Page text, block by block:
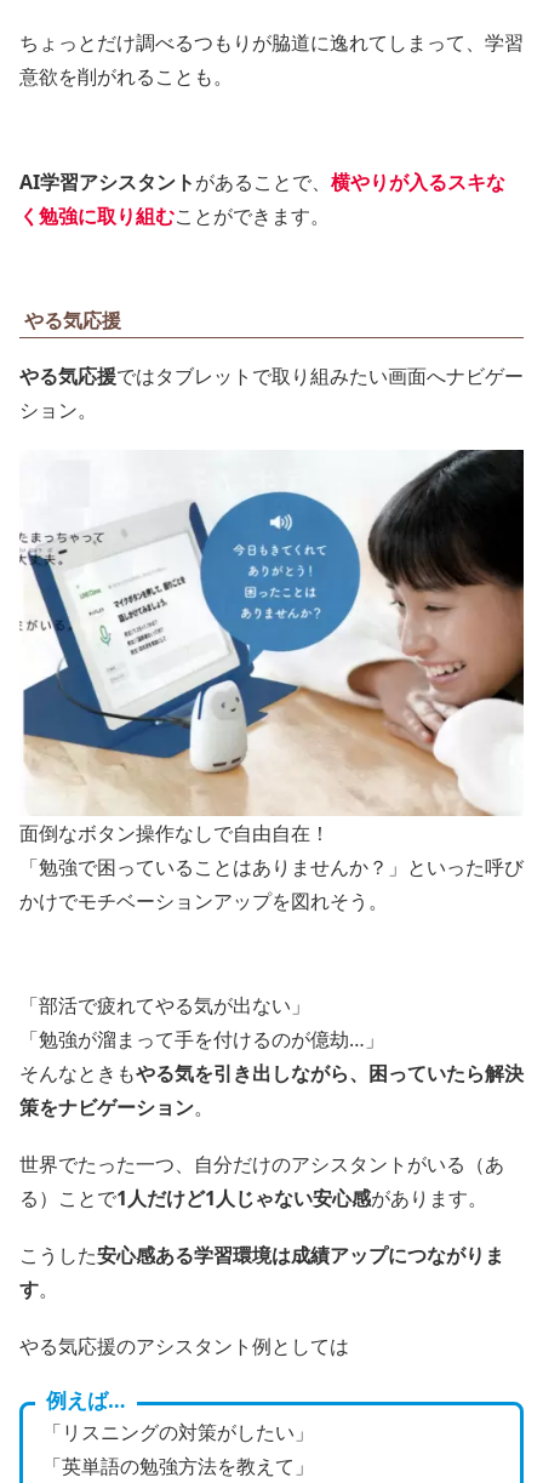
ちょっとだけ調べるつもりが脇道に逸れてしまって、学習
意欲を削がれることも。
AI学習アシスタントがあることで、 横やりが入るスキな
く勉強に取り組むことができます。
やる気応援
やる気応援ではタブレットで取り組みたい画面へナビゲー
ション。
面倒なボタン操作なしで自由自在！
「勉強で困っていることはありませんか？」といった呼び
かけでモチベーションアップを図れそう。
「部活で疲れてやる気が出ない」
「勉強が溜まって手を付けるのが億劫…」
そんなときもやる気を引き出しながら、困っていたら解決
策をナビゲーション。
世界でたった一つ、自分だけのアシスタントがいる（あ
る）ことで1人だけど1人じゃない安心感があります。
こうした安心感ある学習環境は成績アップにつながりま
す。
やる気応援のアシスタント例としては
例えば…
「リスニングの対策がしたい」
「英単語の勉強方法を教えて」